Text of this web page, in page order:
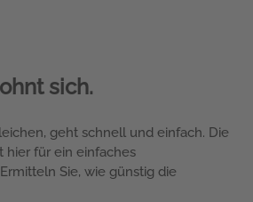
sich.
geht schnell und einfach. Die
hier für ein einfaches
Sie, wie günstig die